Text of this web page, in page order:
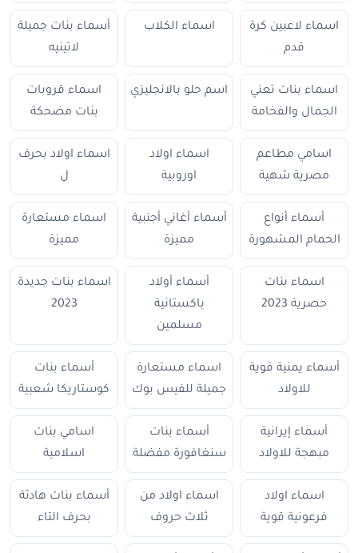
اسماء لاعبين كرة
قدم
اسماء الكلاب
أسماء بنات جميلة
لاتينيه
اسماء بنات تعني
الجمال والفخامة
اسم حلو بالانجليزي
اسماء قروبات
بنات مضحكة
اسامي مطاعم
مصرية شهية
اسماء اولاد
اوروبية
اسماء اولاد بحرف
ل
أسماء أنواع
الحمام المشهورة
أسماء أغاني أجنبية
مميزة
اسماء مستعارة
مميزة
اسماء بنات
حصرية 2023
أسماء أولاد
باكستانية
مسلمين
اسماء بنات جديدة
2023
أسماء يمنية قوية
للاولاد
اسماء مستعارة
جميلة للفيس بوك
أسماء بنات
كوستاريكا شعبية
أسماء إيرانية
مبهجة للاولاد
أسماء بنات
سنغافورة مفضلة
اسامي بنات
اسلامية
اسماء اولاد
فرعونية قوية
اسماء اولاد من
ثلاث حروف
أسماء بنات هادئة
بحرف التاء